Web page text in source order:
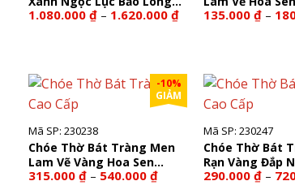
Chầu Nguyệt 230248
1.080.000₫ – 1.620.000₫Khoảng
1.620.000 ₫
135.000 ₫ –
-10%
GIẢM
Mã SP: 230238
Chóe Thờ Bát Tràng Men
Lam Vẽ Vàng Hoa Sen
230238
315.000₫ – 540.000₫Khoảng
Mã SP: 230247
Chóe Thờ Bát
Rạn Vàng Đắp
Hóa Rồng
290.000 ₫ –